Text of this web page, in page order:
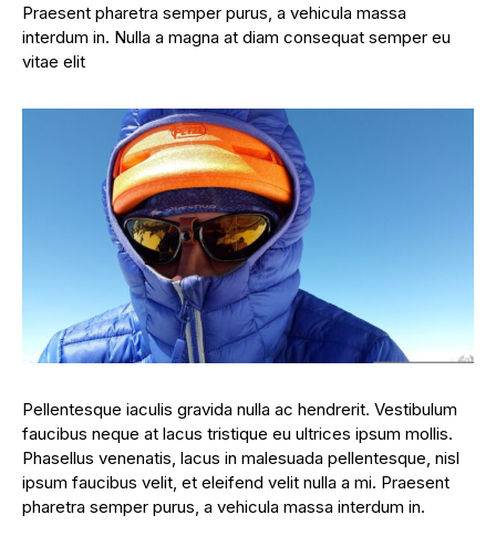
Praesent pharetra semper purus, a vehicula massa
interdum in. Nulla a magna at diam consequat semper eu
vitae elit
Pellentesque iaculis gravida nulla ac hendrerit. Vestibulum
faucibus neque at lacus tristique eu ultrices ipsum mollis.
Phasellus venenatis, lacus in malesuada pellentesque, nisl
ipsum faucibus velit, et eleifend velit nulla a mi. Praesent
pharetra semper purus, a vehicula massa interdum in.